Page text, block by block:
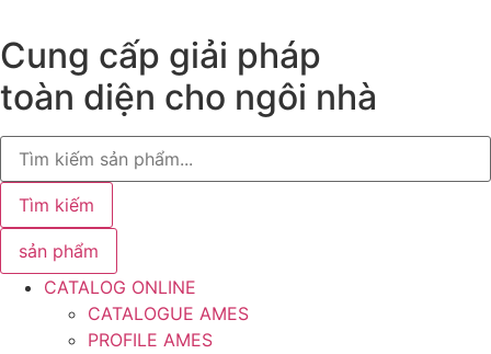
đến
nội
dung
Cung cấp giải pháp
toàn diện cho ngôi nhà
Search
Tìm kiếm
sản phẩm
CATALOG ONLINE
CATALOGUE AMES
PROFILE AMES